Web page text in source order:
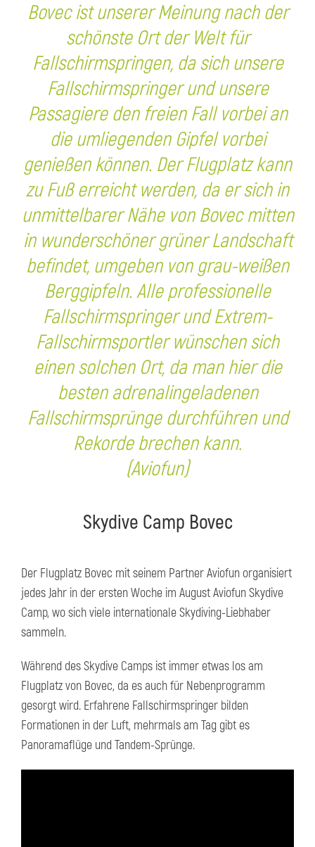
Bovec ist unserer Meinung nach der
schönste Ort der Welt für
Fallschirmspringen, da sich unsere
Fallschirmspringer und unsere
Passagiere den freien Fall vorbei an
die umliegenden Gipfel vorbei
genießen können. Der Flugplatz kann
zu Fuß erreicht werden, da er sich in
unmittelbarer Nähe von Bovec mitten
in wunderschöner grüner Landschaft
befindet, umgeben von grau-weißen
Berggipfeln. Alle professionelle
Fallschirmspringer und Extrem-
Fallschirmsportler wünschen sich
einen solchen Ort, da man hier die
besten adrenalingeladenen
Fallschirmsprünge durchführen und
Rekorde brechen kann.
(Aviofun)
Skydive Camp Bovec
Der Flugplatz Bovec mit seinem Partner Aviofun organisiert
jedes Jahr in der ersten Woche im August Aviofun Skydive
Camp, wo sich viele internationale Skydiving-Liebhaber
sammeln.
Während des Skydive Camps ist immer etwas los am
Flugplatz von Bovec, da es auch für Nebenprogramm
gesorgt wird. Erfahrene Fallschirmspringer bilden
Formationen in der Luft, mehrmals am Tag gibt es
Panoramaflüge und Tandem-Sprünge.